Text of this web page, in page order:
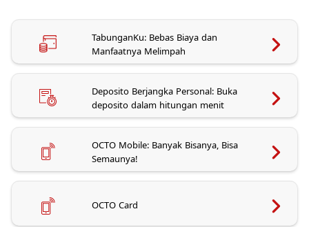
TabunganKu: Bebas Biaya dan
Manfaatnya Melimpah
Deposito Berjangka Personal: Buka
deposito dalam hitungan menit
OCTO Mobile: Banyak Bisanya, Bisa
Semaunya!
OCTO Card